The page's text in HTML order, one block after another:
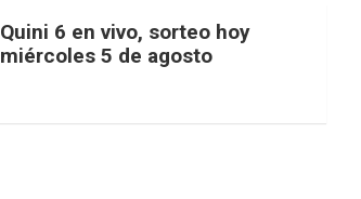
Quini 6 en vivo, sorteo hoy
miércoles 5 de agosto